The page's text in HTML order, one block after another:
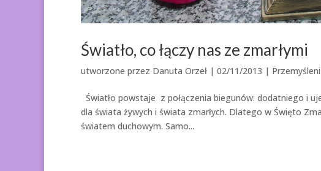
Światło, co łączy nas ze zmarłymi
utworzone przez Danuta Orzeł | 02/11/2013 |
Światło powstaje z połączenia biegunów: dodatniego i
dla świata żywych i świata zmarłych. Dlatego w Święto
światem duchowym. Samo...